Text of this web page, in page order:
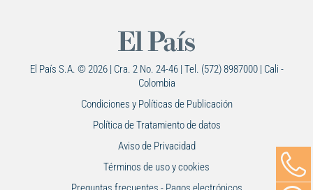
El País S.A. © 2026 | Cra. 2 No. 24-46 | Tel. (572) 8987000 | Cali -
Colombia
Condiciones y Políticas de Publicación
Política de Tratamiento de datos
Aviso de Privacidad
Términos de uso y cookies